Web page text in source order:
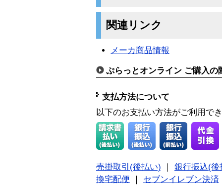
関連リンク
メーカ商品情報
ぷらっとオンライン ご購入の
支払方法について
以下のお支払い方法がご利用で
売掛取引(後払い)
銀行振込(後
換宅配便
セブンイレブン決済